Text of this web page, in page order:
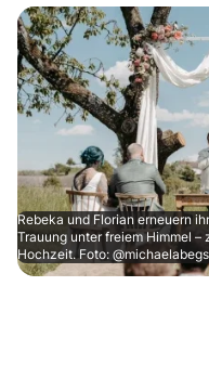
Rebeka und Florian erneuern
Trauung unter freiem Himmel
Hochzeit. Foto: